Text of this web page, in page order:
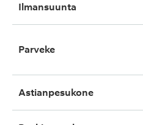
ilmansuunta
parveke
astianpesukone